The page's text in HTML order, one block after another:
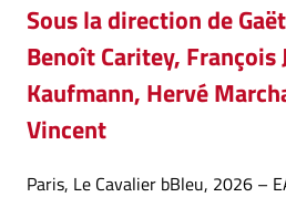
Sous la directionde
Benoît Caritey,
Kaufmann, Hervé
Vincent
Paris, Le Cavalier bBleu, 2026 –